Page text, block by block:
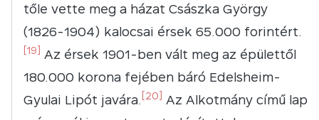
tőle vette meg a házat Császka György
(1826-1904) kalocsai érsek 65.000 forintért.
[19]
Az érsek 1901-ben vált meg az épülettől
180.000 korona fejében báró Edelsheim-
Gyulai Lipót javára. [20]
Az Alkotmány című lap